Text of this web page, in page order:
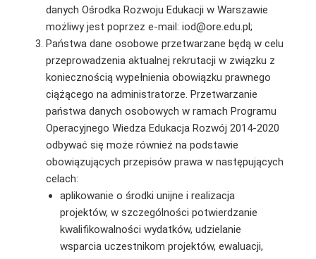
danych Ośrodka Rozwoju Edukacji w Warszawie
możliwy jest poprzez e-mail: iod@ore.edu.pl;
Państwa dane osobowe przetwarzane będą w celu
przeprowadzenia aktualnej rekrutacji w związku z
koniecznością wypełnienia obowiązku prawnego
ciążącego na administratorze. Przetwarzanie
państwa danych osobowych w ramach Programu
Operacyjnego Wiedza Edukacja Rozwój 2014-2020
odbywać się może również na podstawie
obowiązujących przepisów prawa w następujących
celach:
aplikowanie o środki unijne i realizacja
projektów, w szczególności potwierdzanie
kwalifikowalności wydatków, udzielanie
wsparcia uczestnikom projektów, ewaluacji,